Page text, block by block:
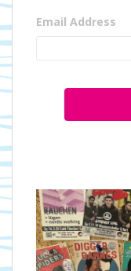
Email Address